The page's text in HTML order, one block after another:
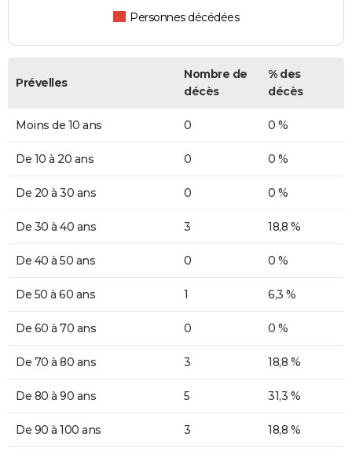
Personnes décédées
Prévelles
Nombre de
décès
% des
décès
Moins de 10 ans 0 0 %
De 10 à 20 ans 0 0 %
De 20 à 30 ans 0 0 %
De 30 à 40 ans 3 18,8 %
De 40 à 50 ans 0 0 %
De 50 à 60 ans 1 6,3 %
De 60 à 70 ans 0 0 %
De 70 à 80 ans 3 18,8 %
De 80 à 90 ans 5 31,3 %
De 90 à 100 ans 3 18,8 %